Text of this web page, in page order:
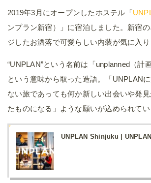
2019年3月にオープンしたホステル「
ンプラン新宿）」に宿泊しました。新宿
ジしたお洒落で可愛らしい内装が気に入り
“UNPLAN”という名前は「unplanned（計
という意味から取った造語。「UNPLAN
ない旅であっても何か新しい出会いや発
たものになる」ような願いが込められてい
UNPLAN Shinjuku | UNPLAN